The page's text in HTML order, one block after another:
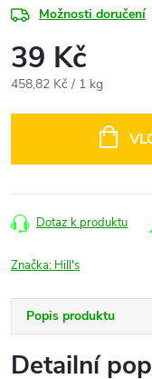
Možnosti doručení
39 Kč
Měrná
458,82 Kč / 1 kg
Dotaz k produktu
Značka: Hill's
Popis produktu
Detailní